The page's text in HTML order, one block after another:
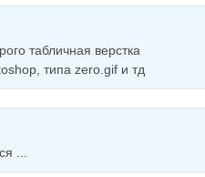
табличная верстка
типа zero.gif и тд
...